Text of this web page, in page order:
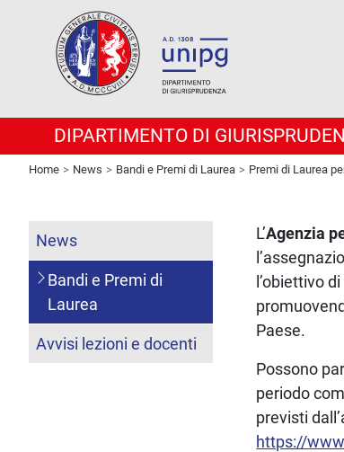
DIPARTIMENTO DI
Home News Bandi e Premi di Laurea Premi di Laurea
L’Agenzia
l’obiettivo
Paese.
Possono
periodo
previsti
https://
News
Bandi e Premi di
Laurea
Avvisi lezioni e docenti